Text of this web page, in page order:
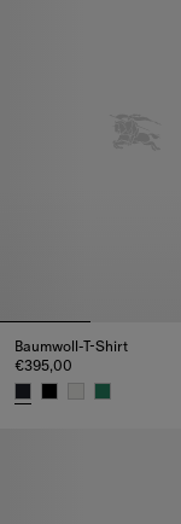
Baumwoll-T-Shirt
€395,00